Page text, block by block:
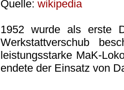
Quelle: wikipedia
1952 wurde als erste
Werkstattverschub
leistungsstarke MaK-
endete der Einsatz von